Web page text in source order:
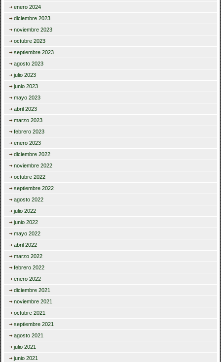
enero 2024
diciembre 2023
noviembre 2023
octubre 2023
septiembre 2023
agosto 2023
julio 2023
junio 2023
mayo 2023
abril 2023
marzo 2023
febrero 2023
enero 2023
diciembre 2022
noviembre 2022
octubre 2022
septiembre 2022
agosto 2022
julio 2022
junio 2022
mayo 2022
abril 2022
marzo 2022
febrero 2022
enero 2022
diciembre 2021
noviembre 2021
octubre 2021
septiembre 2021
agosto 2021
julio 2021
junio 2021